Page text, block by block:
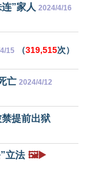
”家人 2024/4/16
15 （319,515次）
亡 2024/4/12
提前出狱
立法 🖼️▶️